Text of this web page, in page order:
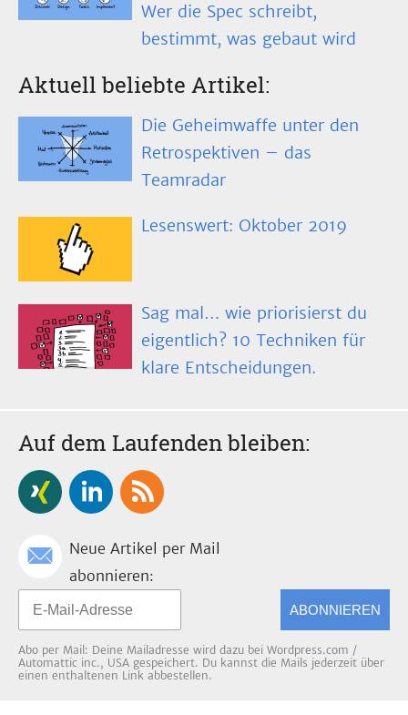
Wer die Spec schreibt,
bestimmt, was gebaut wird
Aktuell beliebte Artikel:
Die Geheimwaffe unter den
Retrospektiven – das
Teamradar
Lesenswert: Oktober 2019
Sag mal… wie priorisierst du
eigentlich? 10 Techniken für
klare Entscheidungen.
Auf dem Laufenden bleiben:
Neue Artikel per Mail
abonnieren:
ABONNIEREN
Abo per Mail: Deine Mailadresse wird dazu bei Wordpress.com /
Automattic inc., USA gespeichert. Du kannst die Mails jederzeit über
einen enthaltenen Link abbestellen.